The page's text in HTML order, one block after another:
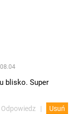
blisko. Super
Odpowiedz Usuń